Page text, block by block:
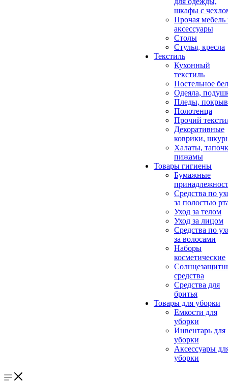
шкафы с
Прочая мебель
аксессуары
Столы
Стулья, кресла
Текстиль
Кухонный
текстиль
Постельное
Одеяла,
Пледы,
Полотенца
Прочий
Декоративные
коврики,
Халаты,
пижамы
Товары гигиены
Бумажные
Средства по
за полостью
Уход за телом
Уход за лицом
Средства по
за волосами
Наборы
косметические
средства
Средства для
бритья
Товары для уборки
Емкости для
уборки
Инвентарь для
уборки
Аксессуары
уборки